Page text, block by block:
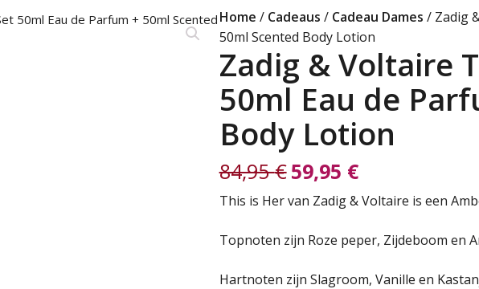
Home / Cadeaus / Cadeau Dames / Zadig
50ml Scented Body Lotion
Zadig & Voltaire
50ml Eau de
Body Lotion
84,95€
Oorspronkelijke
prijs
was:
59,95 €
Huidige
prijs
is:
This is Her van Zadig & Voltaire is een
Topnoten zijn Roze peper, Zijdeboom en
Hartnoten zijn Slagroom, Vanille en